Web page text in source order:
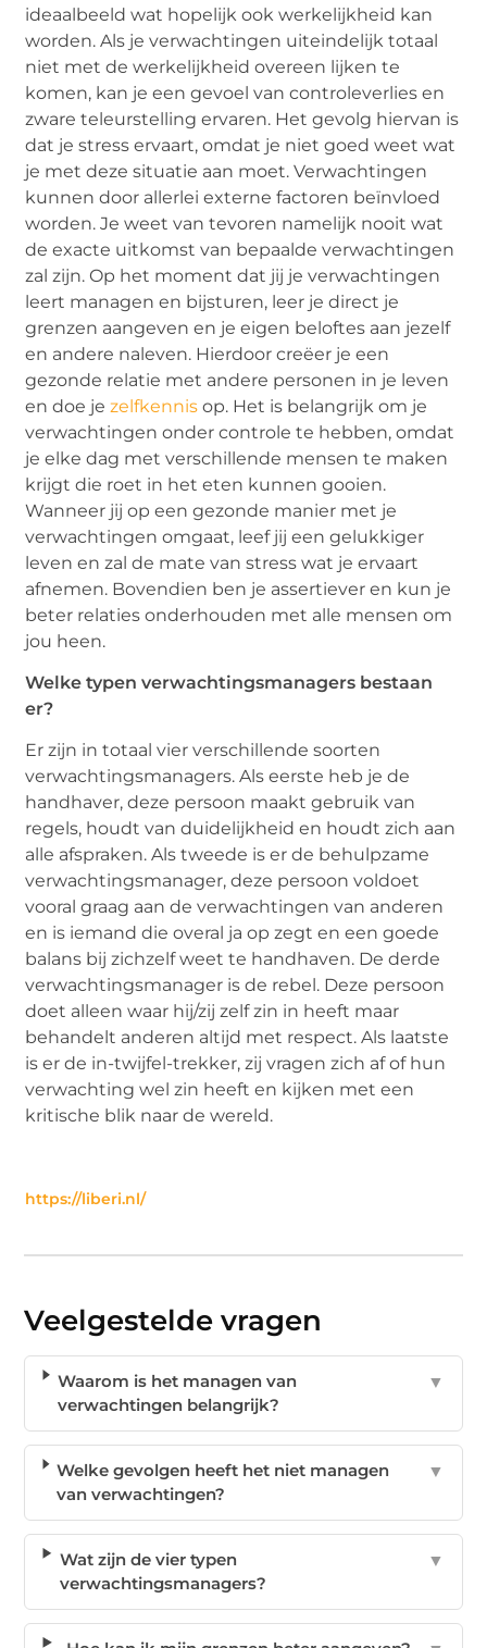
ideaalbeeld wat hopelijk ook werkelijkheid kan
worden. Als je verwachtingen uiteindelijk totaal
niet met de werkelijkheid overeen lijken te
komen, kan je een gevoel van controleverlies en
zware teleurstelling ervaren. Het gevolg hiervan is
dat je stress ervaart, omdat je niet goed weet wat
je met deze situatie aan moet. Verwachtingen
kunnen door allerlei externe factoren beïnvloed
worden. Je weet van tevoren namelijk nooit wat
de exacte uitkomst van bepaalde verwachtingen
zal zijn. Op het moment dat jij je verwachtingen
leert managen en bijsturen, leer je direct je
grenzen aangeven en je eigen beloftes aan jezelf
en andere naleven. Hierdoor creëer je een
gezonde relatie met andere personen in je leven
en doe jezelfkennis op. Het is belangrijk om je
verwachtingen onder controle te hebben, omdat
je elke dag met verschillende mensen te maken
krijgt die roet in het eten kunnen gooien.
Wanneer jij op een gezonde manier met je
verwachtingen omgaat, leef jij een gelukkiger
leven en zal de mate van stress wat je ervaart
afnemen. Bovendien ben je assertiever en kun je
beter relaties onderhouden met alle mensen om
jou heen.
Welke typen verwachtingsmanagers bestaan
er?
Er zijn in totaal vier verschillende soorten
verwachtingsmanagers. Als eerste heb je de
handhaver, deze persoon maakt gebruik van
regels, houdt van duidelijkheid en houdt zich aan
alle afspraken. Als tweede is er de behulpzame
verwachtingsmanager, deze persoon voldoet
vooral graag aan de verwachtingen van anderen
en is iemand die overal ja op zegt en een goede
balans bij zichzelf weet te handhaven. De derde
verwachtingsmanager is de rebel. Deze persoon
doet alleen waar hij/zij zelf zin in heeft maar
behandelt anderen altijd met respect. Als laatste
is er de in-twijfel-trekker, zij vragen zich af of hun
verwachting wel zin heeft en kijken met een
kritische blik naar de wereld.
https://liberi.nl/
Veelgestelde vragen
Waarom is het managen van
verwachtingen belangrijk?
▼
Welke gevolgen heeft het niet managen
van verwachtingen?
▼
Wat zijn de vier typen
verwachtingsmanagers?
▼